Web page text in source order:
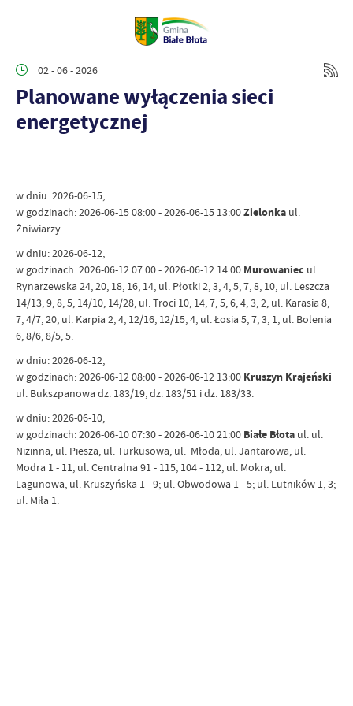
02 - 06 - 2026
Planowane wyłączenia sieci
energetycznej
w dniu: 2026-06-15,
w godzinach: 2026-06-15 08:00 - 2026-06-15 13:00Zielonka ul.
Żniwiarzy
w dniu: 2026-06-12,
w godzinach: 2026-06-12 07:00 - 2026-06-12 14:00 Murowaniec ul.
Rynarzewska 24, 20, 18, 16, 14, ul. Płotki 2, 3, 4, 5, 7, 8, 10, ul. Leszcza
14/13, 9, 8, 5, 14/10, 14/28, ul. Troci 10, 14, 7, 5, 6, 4, 3, 2, ul. Karasia 8,
7, 4/7, 20, ul. Karpia 2, 4, 12/16, 12/15, 4, ul. Łosia 5, 7, 3, 1, ul. Bolenia
6, 8/6, 8/5, 5.
w dniu: 2026-06-12,
w godzinach: 2026-06-12 08:00 - 2026-06-12 13:00 Kruszyn Krajeński
ul. Bukszpanowa dz. 183/19, dz. 183/51 i dz. 183/33.
w dniu: 2026-06-10,
w godzinach: 2026-06-10 07:30 - 2026-06-10 21:00 Białe Błota ul. ul.
Nizinna, ul. Piesza, ul. Turkusowa, ul. Młoda, ul. Jantarowa, ul.
Modra 1 - 11, ul. Centralna 91 - 115, 104 - 112, ul. Mokra, ul.
Lagunowa, ul. Kruszyńska 1 - 9; ul. Obwodowa 1 - 5; ul. Lutników 1, 3;
ul. Miła 1.